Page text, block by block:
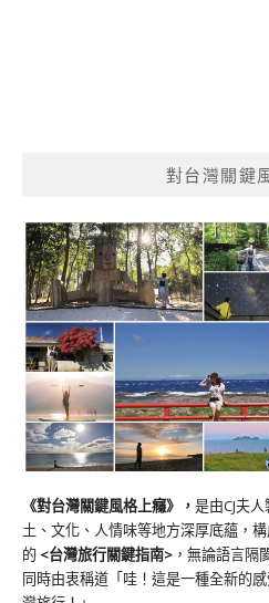
對台灣關鍵
《對台灣關鍵風格上癮》 ， 是由CJ夫
土、文化、人情味等地方深厚底蘊，
的 <台灣旅行關鍵指南> ，無論語言隔
同時由衷稱道「哇！這是一種全新的